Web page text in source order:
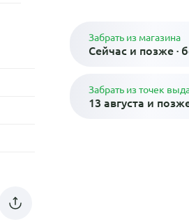
Забрать из магазина
Сейчас и позже ·
Забрать из точек
13 августа и